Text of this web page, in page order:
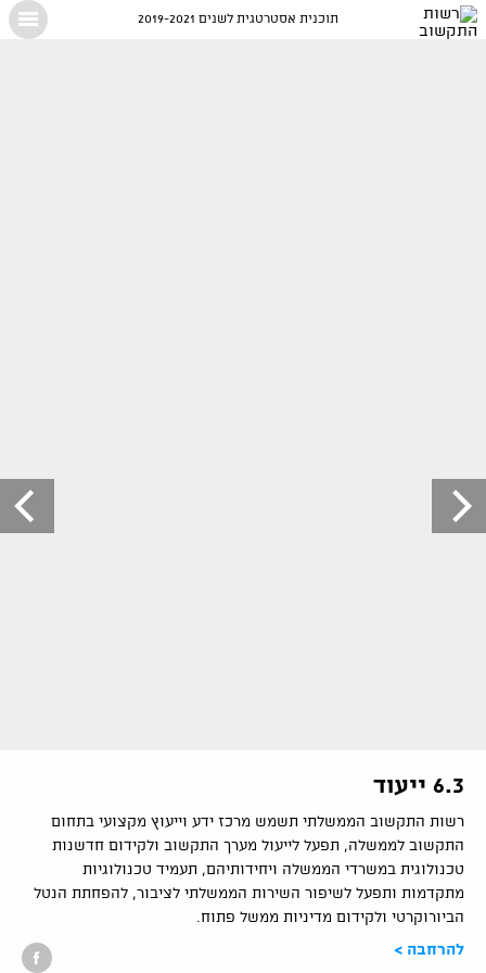
תוכנית אסטרטגית לשנים 2019-2021
6.3 ייעוד
רשות התקשוב הממשלתי תשמש מרכז ידע וייעוץ מקצועי בתחום
התקשוב לממשלה, תפעל לייעול מערך התקשוב ולקידום חדשנות
טכנולוגית במשרדי הממשלה ויחידותיהם, תעמיד טכנולוגיות
מתקדמות ותפעל לשיפור השירות הממשלתי לציבור, להפחתת הנטל
הביורוקרטי ולקידום מדיניות ממשל פתוח.
להרחבה
X